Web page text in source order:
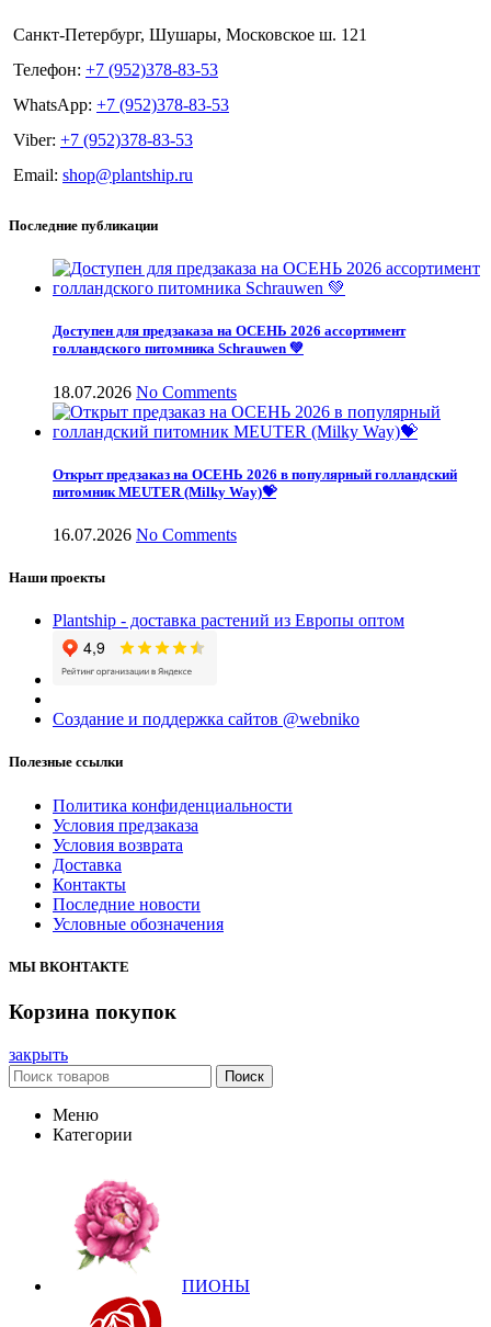
Санкт-Петербург, Шушары, Московское ш. 121
Телефон: +7 (952)378-83-53
WhatsApp: +7 (952)378-83-53
Viber: +7 (952)378-83-53
Email: shop@plantship.ru
Последние публикации
Доступен для предзаказа на ОСЕНЬ 2026 ассортимент
голландского питомника Schrauwen 💚
18.07.2026 No Comments
Открыт предзаказ на ОСЕНЬ 2026 в популярный голландский
питомник MEUTER (Milky Way)💝
16.07.2026 No Comments
Наши проекты
Plantship - доставка растений из Европы оптом
Создание и поддержка сайтов @webniko
Полезные ссылки
Политика конфиденциальности
Условия предзаказа
Условия возврата
Доставка
Контакты
Последние новости
Условные обозначения
МЫ ВКОНТАКТЕ
Корзина покупок
закрыть
Поиск
Меню
Категории
ПИОНЫ